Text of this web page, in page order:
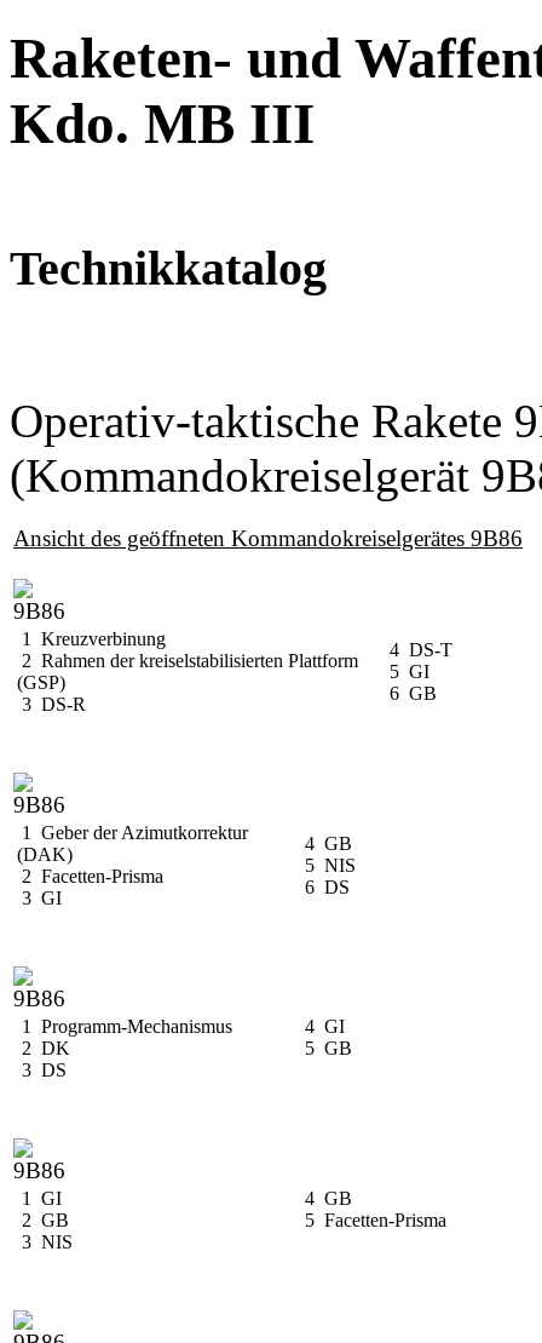
Raketen- und
Kdo. MB III
Technikkatalog
Operativ-taktische Rakete
(Kommandokreiselgerät
Ansicht des geöffneten Kommandokreiselgerätes 9B86
1 Kreuzverbinung
2 Rahmen der kreiselstabilisierten Plattform
(GSP)
3 DS-R
4 DS-T
5 GI
6 GB
1 Geber der Azimutkorrektur
(DAK)
2 Facetten-Prisma
3 GI
4 GB
5 NIS
6 DS
1 Programm-Mechanismus
2 DK
3 DS
4 GI
5 GB
1 GI
2 GB
3 NIS
4 GB
5 Facetten-Prisma